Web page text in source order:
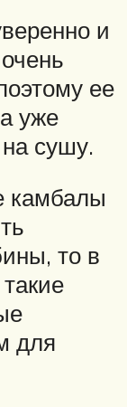
и
ее
уже
сушу.
камбалы
то в
для